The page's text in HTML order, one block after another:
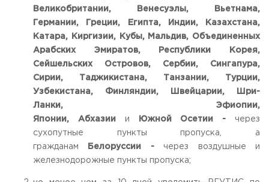
сб: с 10:00 до 15:30;
Великобритании, Венесуэлы, Вьетнама,
Германии, Греции, Египта, Индии, Казахстана,
Катара, Киргизии, Кубы, Мальдив, Объединенных
Арабских Эмиратов, Республики Корея,
Сейшельских Островов, Сербии, Сингапура,
Сирии, Таджикистана, Танзании, Турции,
Узбекистана, Финляндии, Швейцарии, Шри-
Ланки, Эфиопии,
Японии,
Абхазии и Южной Осетии - через
сухопутные пункты пропуска, а
гражданам
Белоруссии - через воздушные и
железнодорожные пункты пропуска;